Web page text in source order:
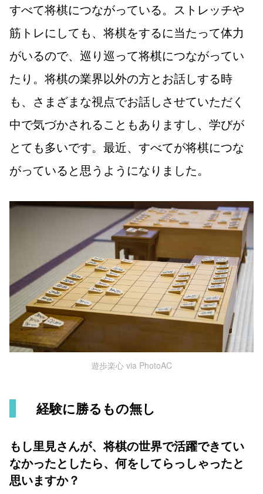
すべて将棋につながっている。ストレッチや
筋トレにしても、将棋をするに当たって体力
がいるので、巡り巡って将棋につながってい
たり。将棋の業界以外の方とお話しする時
も、さまざまな視点でお話しさせていただく
中で気づかされることもありますし、学びが
とても多いです。最近、すべてが将棋につな
がっていると思うようになりました。
遊歩楽心 via PhotoAC
経験に勝るもの無し
もし里見さんが、将棋の世界で活躍できてい
なかったとしたら、何をしてらっしゃったと
思いますか？